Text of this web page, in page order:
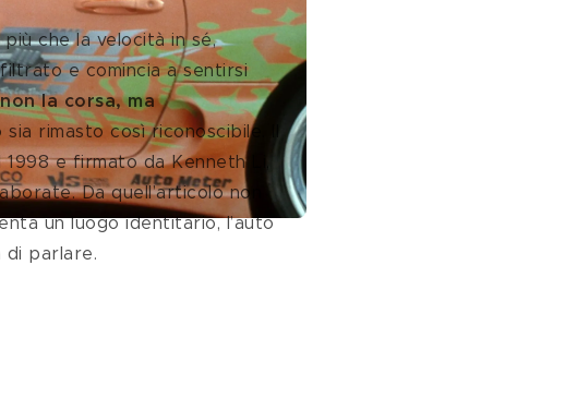
più che la velocità in sé,
e comincia a sentirsi
non la corsa, ma
rimasto così riconoscibile. Il
e firmato da Kenneth Li,
Da quell’articolo non
un luogo identitario, l’auto
di parlare.